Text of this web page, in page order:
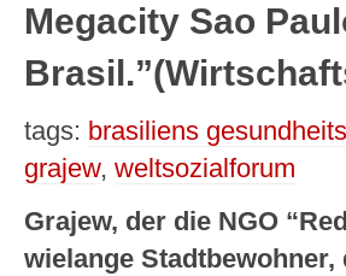
Megacity Sao
tags: brasiliens
grajew, weltsozialforum
Grajew, der die NGO
wielange